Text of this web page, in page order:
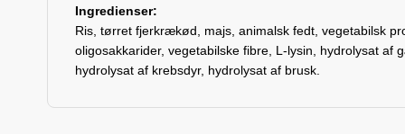
Ingredienser:
Ris, tørret fjerkrækød, majs, animalsk fedt, vegetabilsk
oligosakkarider, vegetabilske fibre, L-lysin, hydrolysat
hydrolysat af krebsdyr, hydrolysat af brusk.